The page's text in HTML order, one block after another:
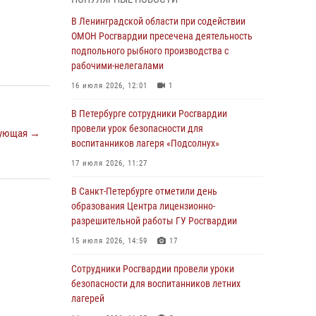
→
В Красносельском районе наряд Росгвардии
задержал правонарушителя, угрожавшего 17-
летнему подростку травматическим оружием
06 августа 2026, 13:39
оперативно задержали хулигана,
стрелявшего из пускового устройства рядом
с жилыми домами
06 августа 2026, 11:36
Сотрудники и военнослужащие Росгвардии
обеспечили правопорядок при проведении
матча "Зенит" - "Балтика"
06 августа 2026, 07:30 10
В Выборгском районе наряд Росгвардии
обнаружил разыскиваемый преступный
автотранспорт
В Ленинградской области при содействии
ОМОН Росгвардии пресечена деятельность
подпольного рыбного производства с
рабочими-нелегалами
16 июля 2026, 12:01 1
В Петербурге сотрудники Росгвардии
провели урок безопасности для
воспитанников лагеря «Подсолнух»
17 июля 2026, 11:27
В Санкт-Петербурге отметили день
образования Центра лицензионно-
разрешительной работы ГУ Росгвардии
15 июля 2026, 14:59 17
Сотрудники Росгвардии провели уроки
безопасности для воспитанников летних
лагерей